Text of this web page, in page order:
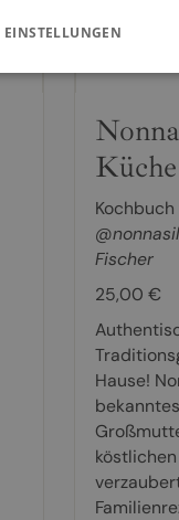
Küche
Kochbuch
Fischer
25,00 €
Hause!
EINSTELLUNGEN